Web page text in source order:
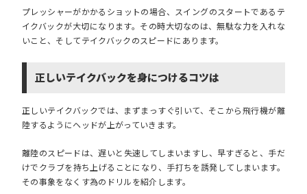
プレッシャーがかかるショットの場合、スイングのスタートであるテ
イクバックが大切になります。その時大切なのは、無駄な力を入れな
いこと、そしてテイクバックのスピードにあります。
正しいテイクバックを身につけるコツは
正しいテイクバックでは、まずまっすぐ引いて、そこから飛行機が離
陸するようにヘッドが上がっていきます。
離陸のスピードは、遅いと失速してしまいますし、早すぎると、手だ
けでクラブを持ち上げることになり、手打ちを誘発してしまいます。
その事象をなくす為のドリルを紹介します。